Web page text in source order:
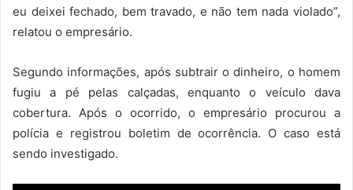
eu deixei fechado, bem travado, e não tem nada violado”,
relatou o empresário.
Segundo informações, após subtrair o dinheiro, o homem
fugiu a pé pelas calçadas, enquanto o veículo dava
cobertura. Após o ocorrido, o empresário procurou a
polícia e registrou boletim de ocorrência. O caso está
sendo investigado.